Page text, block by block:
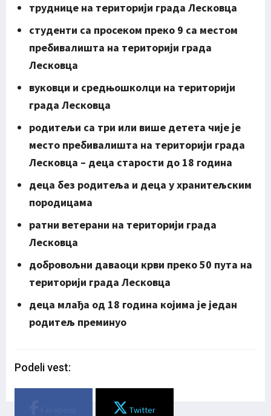
труднице на територији града Лесковца
студенти са просеком преко 9 са местом
пребивалишта на територији града
Лесковца
вуковци и средњошколци на територији
града Лесковца
родитељи са три или више детета чије је
место пребивалишта на територији града
Лесковца – деца старости до 18 година
деца без родитеља и деца у хранитељским
породицама
ратни ветерани на територији града
Лесковца
добровољни даваоци крви преко 50 пута на
територији града Лесковца
деца млађа од 18 година којима је један
родитељ преминуо
Podeli vest:
Twitter